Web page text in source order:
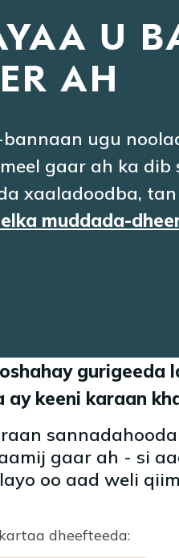
U
AH
ugu
gaar ah ka dib
xaaladoodba,
muddada-
gurigeeda
keeni karaan
sannadahooda
gaar ah - si
oo aad weli
dheefteeda: